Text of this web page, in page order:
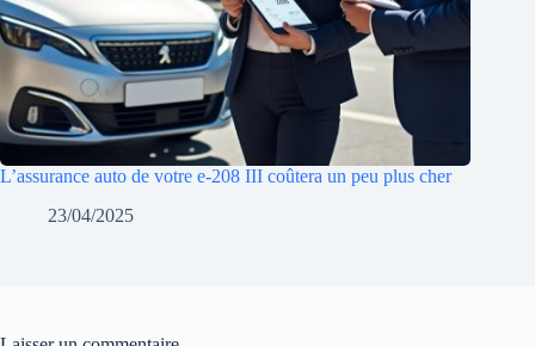
L’assurance auto de votre e-208 III coûtera un peu plus cher
23/04/2025